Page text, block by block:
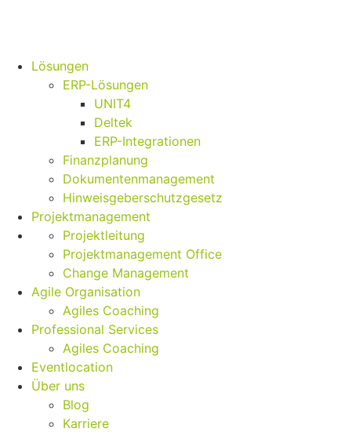
Lösungen
ERP-Lösungen
UNIT4
Deltek
ERP-Integrationen
Finanzplanung
Dokumentenmanagement
Hinweisgeberschutzgesetz
Projektmanagement
Projektleitung
Projektmanagement Office
Change Management
Agile Organisation
Agiles Coaching
Professional Services
Agiles Coaching
Eventlocation
Über uns
Blog
Karriere